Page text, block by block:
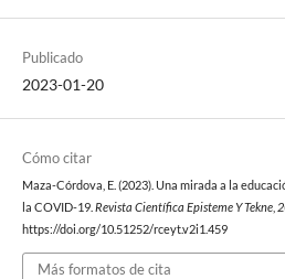
Publicado
2023-01-20
Cómo citar
Maza-Córdova, E. (2023). Una mirada a la
la COVID-19.Revista Científica Episteme Y Tekne,2
https://doi.org/10.51252/rceyt.v2i1.459
Más formatos de cita